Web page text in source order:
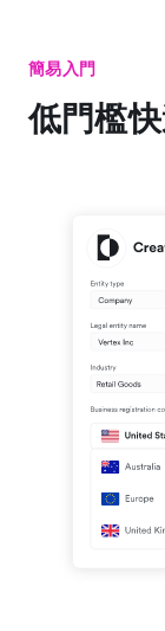
簡易入門
低門檻